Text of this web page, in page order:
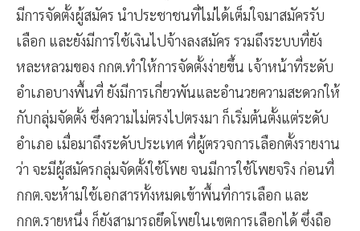
มีการจัดตั้งผู้สมัคร นำประชาชนที่ไม่ได้เต็มใจมาสมัครรับ
เลือก และยังมีการใช้เงินไปจ้างลงสมัคร รวมถึงระบบที่ยัง
หละหลวมของ กกต.ทำให้การจัดตั้งง่ายขึ้น เจ้าหน้าที่ระดับ
อำเภอบางพื้นที่ ยังมีการเกี่ยวพันและอำนวยความสะดวกให้
กับกลุ่มจัดตั้ง ซึ่งความไม่ตรงไปตรงมา ก็เริ่มต้นตั้งแต่ระดับ
อำเภอ เมื่อมาถึงระดับประเทศ ที่ผู้ตรวจการเลือกตั้งรายงาน
ว่า จะมีผู้สมัครกลุ่มจัดตั้งใช้โพย จนมีการใช้โพยจริง ก่อนที่
กกต.จะห้ามใช้เอกสารทั้งหมดเข้าพื้นที่การเลือก และ
กกต.รายหนึ่ง ก็ยังสามารถยึดโพยในเขตการเลือกได้ ซึ่งถือ